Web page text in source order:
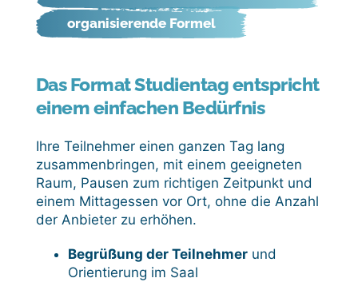
organisierende Formel
Das Format Studientag entspricht
einem einfachen Bedürfnis
Ihre Teilnehmer einen ganzen Tag lang
zusammenbringen, mit einem geeigneten
Raum, Pausen zum richtigen Zeitpunkt und
einem Mittagessen vor Ort, ohne die Anzahl
der Anbieter zu erhöhen.
Begrüßung der Teilnehmerund
Orientierung im Saal